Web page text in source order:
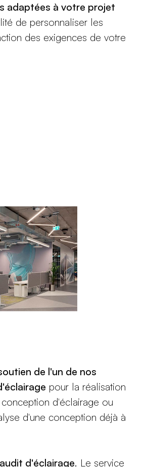
adaptées à votre projet
de personnaliser les
des exigences de votre
de l'un de nos
pour la réalisation
d'éclairage ou
d'une conception déjà à
d'éclairage. Le service